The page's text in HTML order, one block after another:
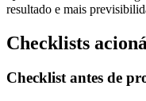
resultado e mais
Checklists
Checklist antes de